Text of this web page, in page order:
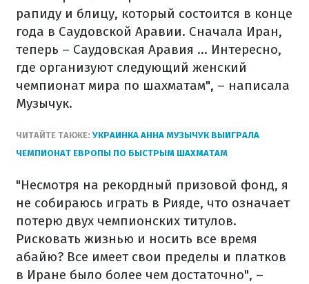
рапиду и блицу, который состоится в конце
года в Саудовской Аравии. Сначала Иран,
теперь – Саудовская Аравия ... Интересно,
где организуют следующий женский
чемпионат мира по шахматам", – написала
Музычук.
ЧИТАЙТЕ ТАКЖЕ: УКРАИНКА АННА МУЗЫЧУК ВЫИГРАЛА
ЧЕМПИОНАТ ЕВРОПЫ ПО БЫСТРЫМ ШАХМАТАМ
"Несмотря на рекордный призовой фонд, я
не собираюсь играть в Рияде, что означает
потерю двух чемпионских титулов.
Рисковать жизнью и носить все время
абайю? Все имеет свои пределы и платков
в Иране было более чем достаточно", –